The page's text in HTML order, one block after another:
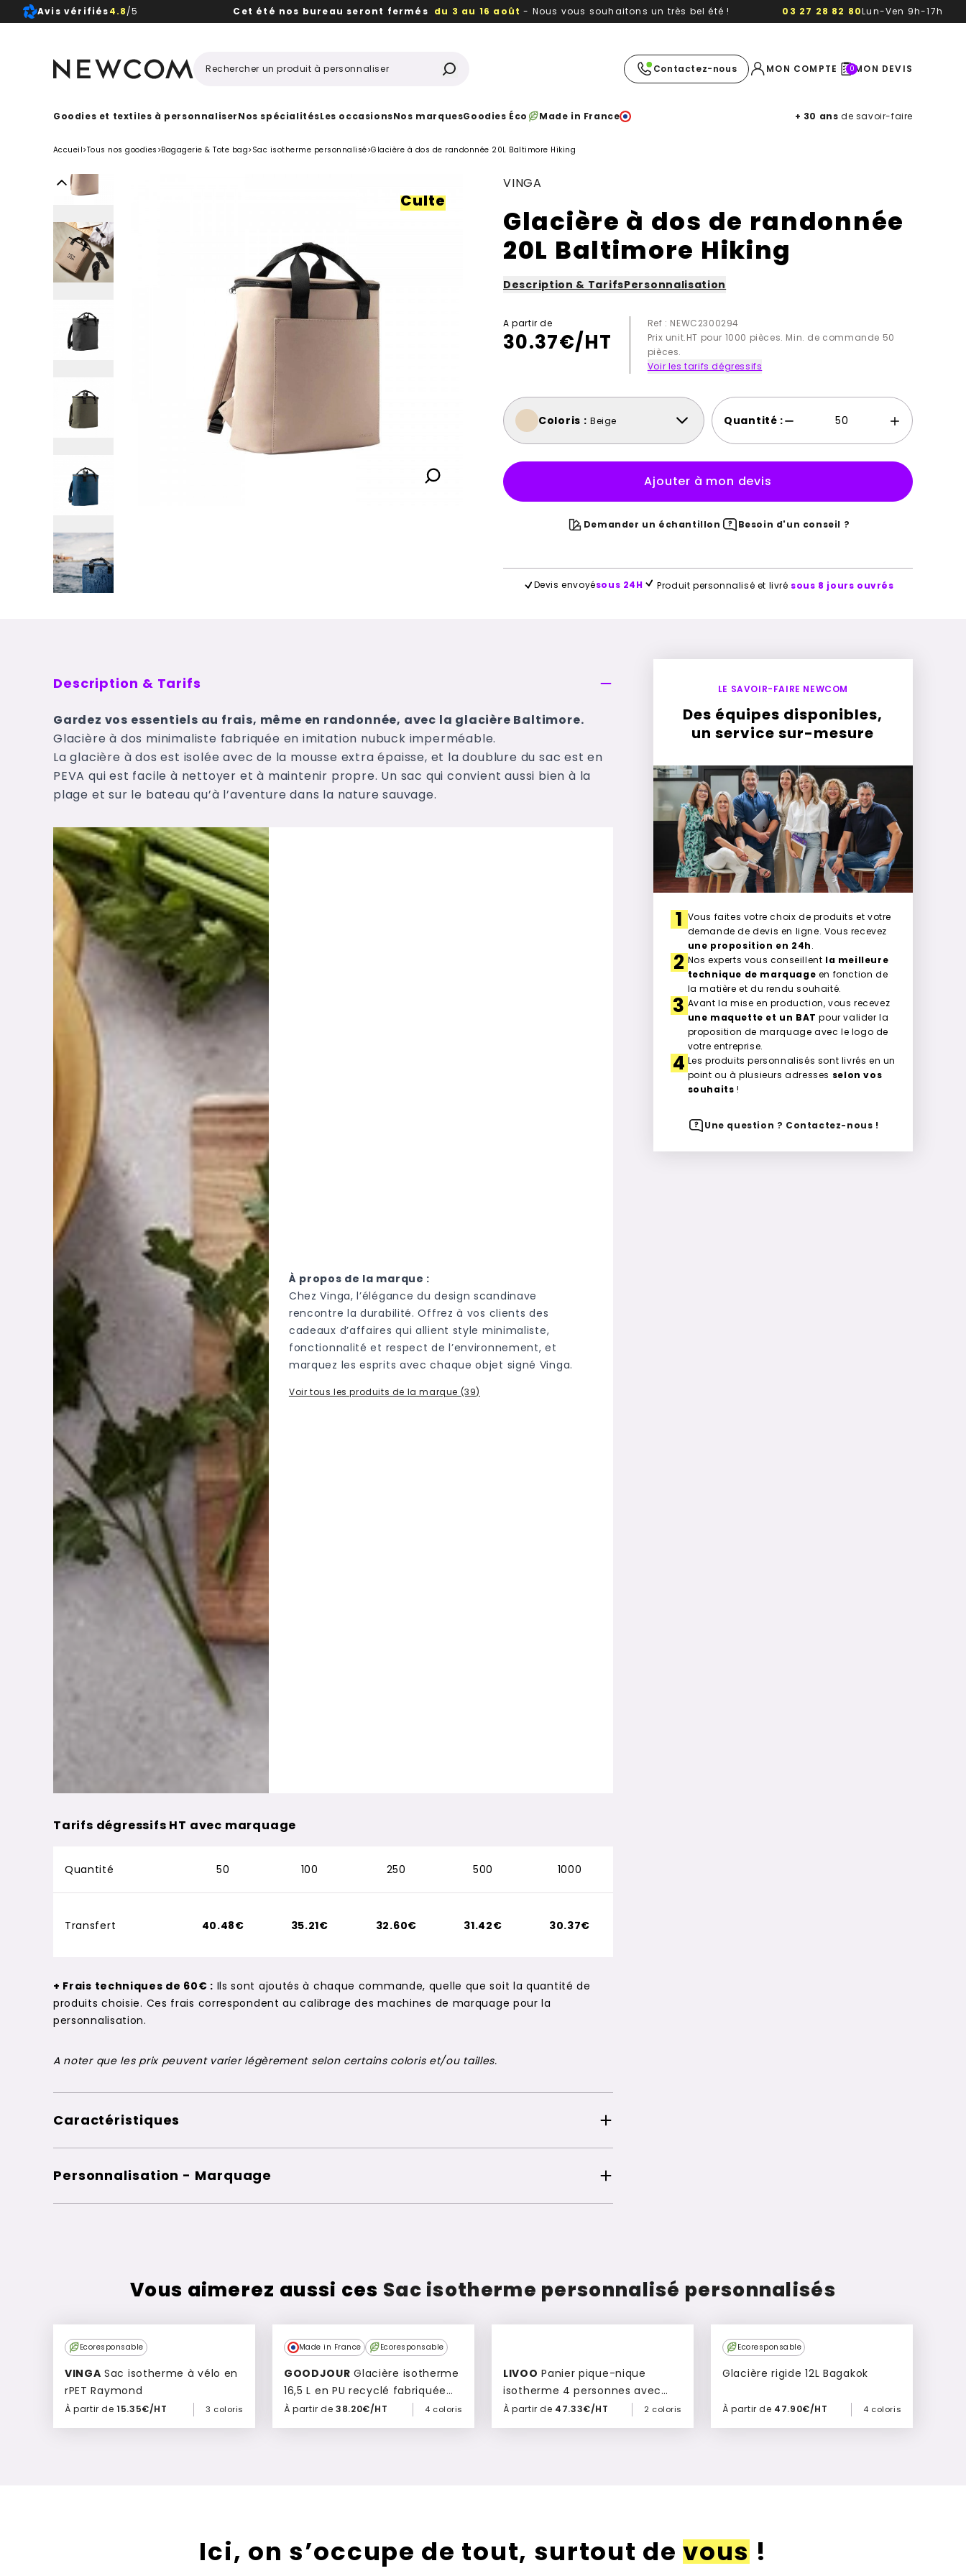
Avis vérifiés4.8/5 Cet été nos bureau seront fermés du 3 au 16 août - Nous vous souhaitons un très bel été !
03 27 28 82 80Lun-Ven 9h-17h
Contactez-nous MON COMPTE 0MON DEVIS
Goodies et textiles à personnaliserNos spécialitésLes occasionsNos marquesGoodies Éco Made in France + 30 ans de savoir-faire
Accueil>Tous nos goodies >Bagagerie & Tote bag>Sac isotherme personnalisé>Glacière à dos de randonnée 20L Baltimore Hiking
Culte
VINGA
Glacière à dos de randonnée
20L Baltimore Hiking
Description & TarifsPersonnalisation
A partir de
30.37€/HT
Ref : NEWC2300294
Prix unit.HT pour 1000 pièces. Min. de commande 50
pièces.
Voir les tarifs dégressifs
Coloris : Beige Quantité :
Ajouter à mon devis
Demander un échantillon Besoin d'un conseil ?
Devis envoyésous 24H Produit personnalisé et livré sous 8 jours ouvrés
Description & Tarifs
Gardez vos essentiels au frais, même en randonnée, avec la glacière Baltimore.
Glacière à dos minimaliste fabriquée en imitation nubuck imperméable.
La glacière à dos est isolée avec de la mousse extra épaisse, et la doublure du sac est en
PEVA qui est facile à nettoyer et à maintenir propre. Un sac qui convient aussi bien à la
plage et sur le bateau qu’à l’aventure dans la nature sauvage.
À propos de la marque :
Chez Vinga, l’élégance du design scandinave
rencontre la durabilité. Offrez à vos clients des
cadeaux d’affaires qui allient style minimaliste,
fonctionnalité et respect de l’environnement, et
marquez les esprits avec chaque objet signé Vinga.
Voir tous les produits de la marque (39)
Tarifs dégressifs HT avec marquage
Quantité
Transfert
50 100 250 500 1000
40.48€ 35.21€ 32.60€ 31.42€ 30.37€
+ Frais techniques de 60€ : Ils sont ajoutés à chaque commande, quelle que soit la quantité de
produits choisie. Ces frais correspondent au calibrage des machines de marquage pour la
personnalisation.
A noter que les prix peuvent varier légèrement selon certains coloris et/ou tailles.
Caractéristiques
Personnalisation - Marquage
LE SAVOIR-FAIRE NEWCOM
Des équipes disponibles,
un service sur-mesure
1 Vous faites votre choix de produits et votre
demande de devis en ligne. Vous recevez
une proposition en 24h.
2 Nos experts vous conseillent la meilleure
technique de marquage en fonction de
la matière et du rendu souhaité.
3 Avant la mise en production, vous recevez
une maquette et un BAT pour valider la
proposition de marquage avec le logo de
votre entreprise.
4 Les produits personnalisés sont livrés en un
point ou à plusieurs adresses selon vos
souhaits !
Une question ? Contactez-nous !
Vous aimerez aussi ces Sac isotherme personnalisé personnalisés
Ecoresponsable
VINGA Sac isotherme à vélo en
rPET Raymond
À partir de15.35€/HT 3 coloris
Ajouter à mon devis
Made in France Ecoresponsable
GOODJOUR Glacière isotherme
16,5 L en PU recyclé fabriquée
en France Skoran
À partir de38.20€/HT 4 coloris
Ajouter à mon devis
LIVOO Panier pique-nique
isotherme 4 personnes avec
accessoires Nélio
À partir de 47.33€/HT 2 coloris
Ajouter à mon devis
NewEcoresponsable
Glacière rigide 12L Bagakok
À partir de 47.90€/HT 4 coloris
Ajouter à mon devis
Ici, on s’occupe de tout, surtout devous !